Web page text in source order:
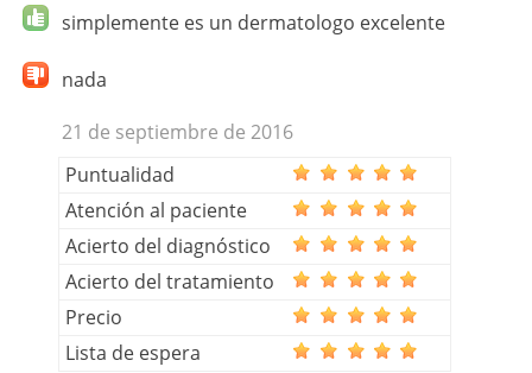
simplemente es un dermatologo excelente
nada
21 de septiembre de 2016
Puntualidad
Atención al paciente
Acierto del diagnóstico
Acierto del tratamiento
Precio
Lista de espera